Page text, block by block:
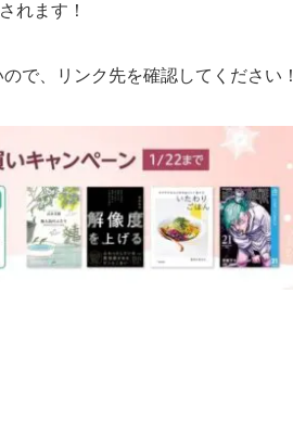
れます！
で、リンク先を確認してください！